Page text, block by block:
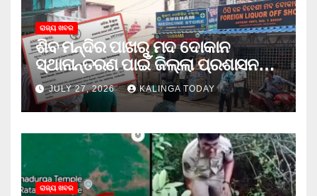
ରାଜ୍ୟ ଖବର
ଶିବ ମନ୍ଦିର ପାଖରୁ ମଦ ଦୋକାନ
ସ୍ଥାନାନ୍ତରଣ ପାଇଁ ଜିଲ୍ଲା ପ୍ରଶାସନକୁ
ଦାବି କଲେ ଅନିଲ
JULY 27, 2026 KALINGA TODAY
ରାଜ୍ୟ ଖବର